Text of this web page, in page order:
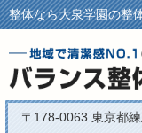
整体なら大泉学園の整
〒178-0063 東京都